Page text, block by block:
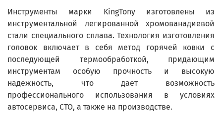
Инструменты марки KingTony изготовлены из
инструментальной легированной хромованадиевой
стали специального сплава. Технология изготовления
головок включает в себя метод горячей ковки с
последующей термообработкой, придающим
инструментам особую прочность и высокую
надежность, что дает возможность
профессионального использования в условиях
автосервиса, СТО, а также на производстве.